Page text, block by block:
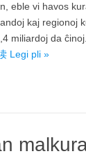
eble vi havos
kaj regionoj
miliardoj da
Legi pli »